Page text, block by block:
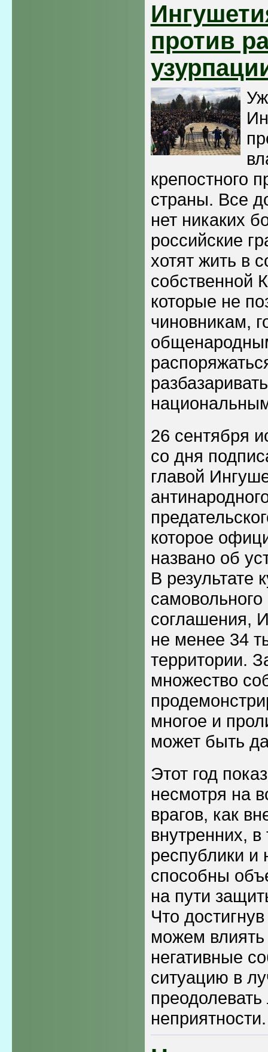
против
крепостного
страны. Все
нет никаких
российские
хотят жить в
собственной
которые не
чиновникам,
26 сентября
со дня
главой
которое
названо об
В результате
самовольного
соглашения,
не менее 34
территории.
множество
многое и
может быть
Этот год
несмотря на
врагов, как
внутренних,
республики
способны
на пути
Что
можем
негативные
ситуацию в